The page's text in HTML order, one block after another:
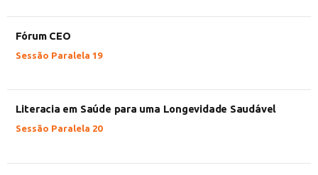
Fórum CEO
Sessão Paralela 19
Literacia em Saúde para uma Longevidade Saudável
Sessão Paralela 20